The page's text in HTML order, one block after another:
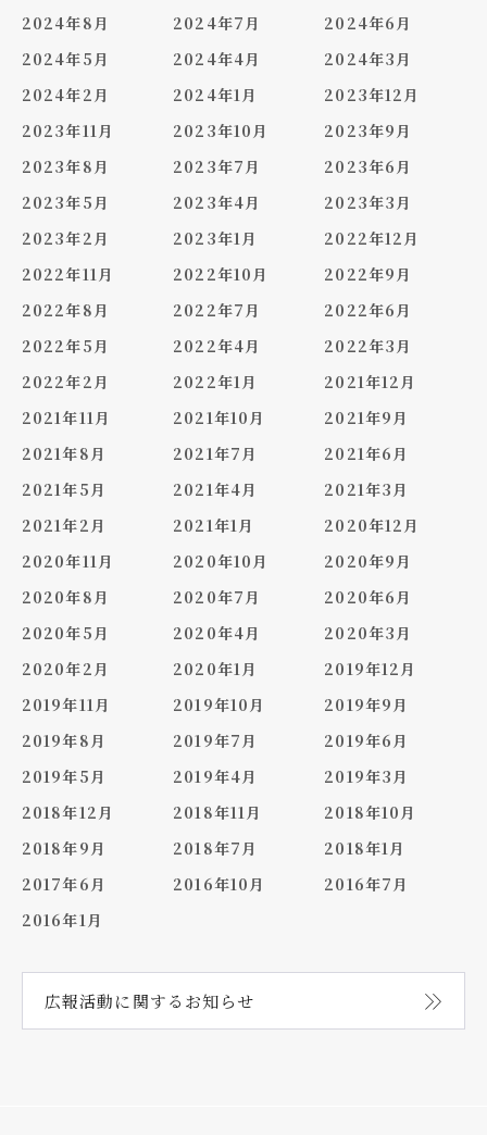
2024年8月
2024年7月
2024年6月
2024年5月
2024年4月
2024年3月
2024年2月
2024年1月
2023年12月
2023年11月
2023年10月
2023年9月
2023年8月
2023年7月
2023年6月
2023年5月
2023年4月
2023年3月
2023年2月
2023年1月
2022年12月
2022年11月
2022年10月
2022年9月
2022年8月
2022年7月
2022年6月
2022年5月
2022年4月
2022年3月
2022年2月
2022年1月
2021年12月
2021年11月
2021年10月
2021年9月
2021年8月
2021年7月
2021年6月
2021年5月
2021年4月
2021年3月
2021年2月
2021年1月
2020年12月
2020年11月
2020年10月
2020年9月
2020年8月
2020年7月
2020年6月
2020年5月
2020年4月
2020年3月
2020年2月
2020年1月
2019年12月
2019年11月
2019年10月
2019年9月
2019年8月
2019年7月
2019年6月
2019年5月
2019年4月
2019年3月
2018年12月
2018年11月
2018年10月
2018年9月
2018年7月
2018年1月
2017年6月
2016年10月
2016年7月
2016年1月
広報活動に関する お知らせ